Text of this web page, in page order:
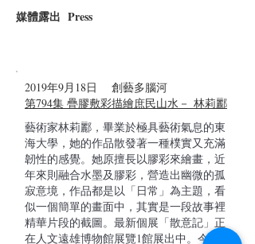
媒體露出 Press
2019年9月18日 創藝多腦河
第794集 疊膠敷彩描繪庶民山水－ 林莉酈
藝術家林莉酈，畢業於極具藝術氣息的東
海大學，她的作品散發著一種樸實又充滿
韌性的感覺。她原擅長以膠彩來繪畫，近
年來則融合水墨及膠彩，營造出幽微的孤
寂意境，作品都是以「日常」為主題，看
似一個簡單的畫面中，其實是一段故事裡
精華片段的截圖。最新個展「散意記」正
在人文遠雄博物館展覽1館展出中。今天